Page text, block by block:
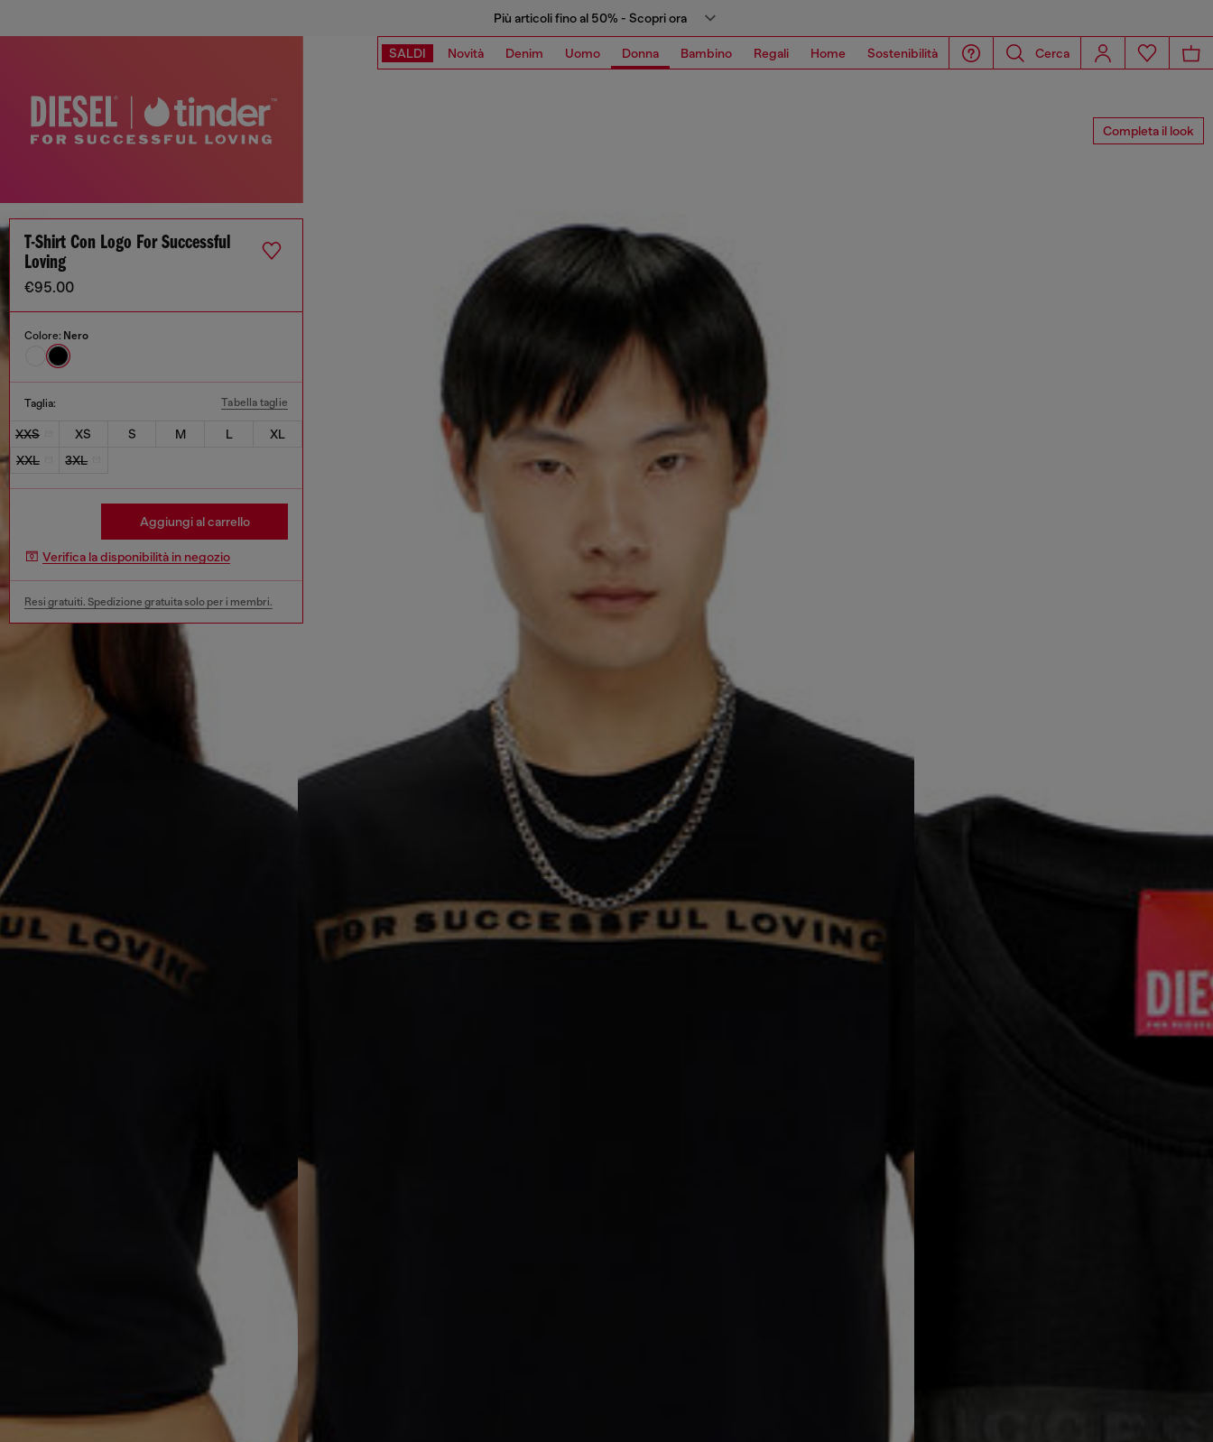
Più articoli fino al 50% - Scopri ora
SALDI Novità Denim Uomo Donna Bambino Regali Home Sostenibilità Cerca
Completa il look
T-Shirt Con Logo For Successful
Loving
€95.00
Colore: Nero
Taglia: Tabella taglie
XXS XS S M L
XL
XXL
3XL
Aggiungi al carrello
Verifica la disponibilità in negozio
Resi gratuiti. Spedizione gratuita solo per i membri.